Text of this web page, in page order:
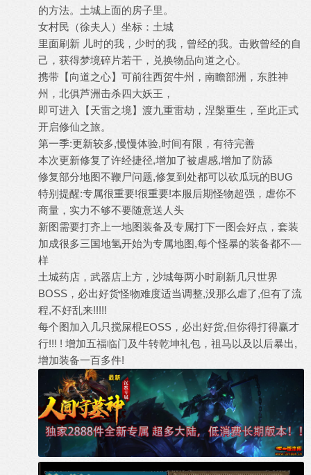
的方法。土城上面的房子里。
女村民（徐夫人）坐标：土城
里面刷新 儿时的我，少时的我，曾经的我。击败曾经的自
己，获得梦境碎片若干，兑换物品向道之心。
携带【向道之心】可前往西贺牛州，南瞻部洲，东胜神
州，北俱芦洲击杀四大妖王，
即可进入【天雷之境】渡九重雷劫，涅槃重生，至此正式
开启修仙之旅。
第一季:更新较多,慢慢体验,时间有限，有待完善
本次更新修复了许经捷径,增加了被虐感,增加了防舔
修复部分地图不鞭尸问题,修复到处都可以砍瓜玩的BUG
特别提醒:专属很重要!很重要!本服后期怪物超强，虐你不
商量，实力不够不要随意送人头
新图需要打齐上一地图装备及专属打下一图会好点，套装
加成很多三国地氢开始为专属地图,每个怪暴的装备都不—
样
土城药店，武器店上方，沙城每两小时刷新几只世界
BOSS，必出好货怪物难度适当调整,没那么虐了,但有了流
程,不好乱来!!!!!
每个图加入几只搅屎棍EOSS，必出好货,但你得打得赢才
行!!! ! 增加五福临门及牛转乾坤礼包，祖马以及以后暴出,
增加装备一百多件!